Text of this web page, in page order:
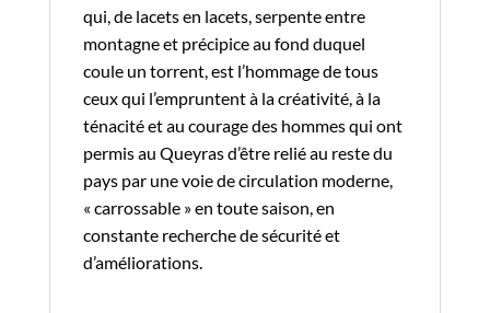
qui, de lacets en lacets, serpente entre
montagne et précipice au fond duquel
coule un torrent, est l’hommage de tous
ceux qui l’empruntent à la créativité, à la
ténacité et au courage des hommes qui ont
permis au Queyras d’être relié au reste du
pays par une voie de circulation moderne,
« carrossable » en toute saison, en
constante recherche de sécurité et
d’améliorations.